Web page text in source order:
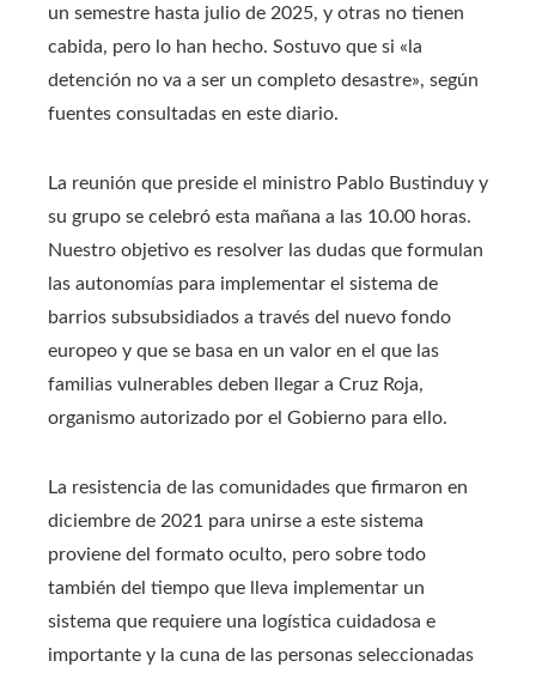
un semestre hasta julio de 2025, y otras no tienen
cabida, pero lo han hecho. Sostuvo que si «la
detención no va a ser un completo desastre», según
fuentes consultadas en este diario.
La reunión que preside el ministro Pablo Bustinduy y
su grupo se celebró esta mañana a las 10.00 horas.
Nuestro objetivo es resolver las dudas que formulan
las autonomías para implementar el sistema de
barrios subsubsidiados a través del nuevo fondo
europeo y que se basa en un valor en el que las
familias vulnerables deben llegar a Cruz Roja,
organismo autorizado por el Gobierno para ello.
La resistencia de las comunidades que firmaron en
diciembre de 2021 para unirse a este sistema
proviene del formato oculto, pero sobre todo
también del tiempo que lleva implementar un
sistema que requiere una logística cuidadosa e
importante y la cuna de las personas seleccionadas